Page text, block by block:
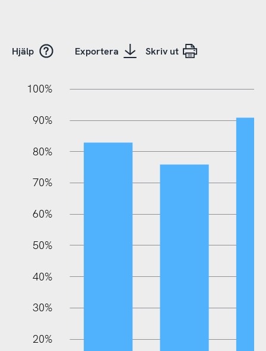
Hjälp Exportera Skriv ut
10%
100%
90%
80%
70%
60%
50%
40%
30%
20%